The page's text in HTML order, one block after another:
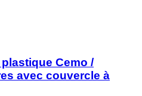
Cemo /
avec couvercle à